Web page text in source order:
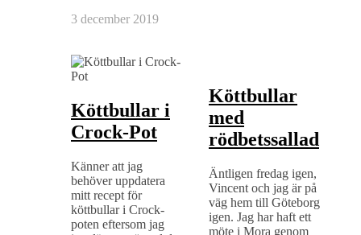
3 december 2019
Köttbullar i
Crock-Pot
Känner att jag
behöver uppdatera
mitt recept för
köttbullar i Crock-
poten eftersom jag
Köttbullar
med
rödbetssallad
Äntligen fredag igen,
Vincent och jag är på
väg hem till Göteborg
igen. Jag har haft ett
möte i Mora genom